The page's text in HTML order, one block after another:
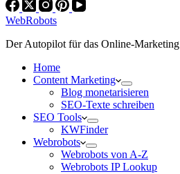
WebRobots
Der Autopilot für das Online-Marketing
Home
Content Marketing
Blog monetarisieren
SEO-Texte schreiben
SEO Tools
KWFinder
Webrobots
Webrobots von A-Z
Webrobots IP Lookup